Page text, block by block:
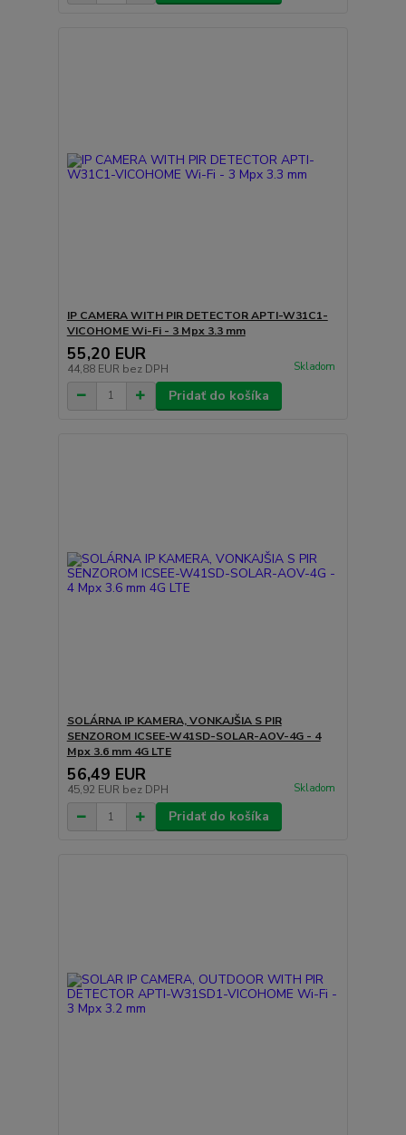
IP CAMERA WITH PIR DETECTOR APTI-W31C1-
VICOHOME Wi-Fi - 3 Mpx 3.3 mm
55,20 EUR
44,88 EUR bez DPH Skladom
Pridať do košíka
SOLÁRNA IP KAMERA, VONKAJŠIA S PIR
SENZOROM ICSEE-W41SD-SOLAR-AOV-4G - 4
Mpx 3.6 mm 4G LTE
56,49 EUR
45,92 EUR bez DPH Skladom
Pridať do košíka